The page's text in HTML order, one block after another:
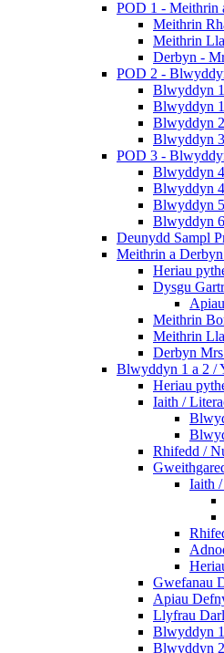
POD 1 - Meithrin
Meithrin
Meithrin
Derbyn -
POD 2 -
Blwyddyn
Blwyddyn
Blwyddyn
Blwyddyn
POD 3 -
Blwyddyn
Blwyddyn
Blwyddyn
Blwyddyn
Deunydd Sampl
Meithrin a
Heriau
Dysgu
Meithrin
Meithrin
Derbyn
Blwyddyn 1 a 2 /
Heriau
Iaith /
Rhifedd /
Iaith
Gwefanau
Apiau
Llyfrau
Blwyddyn
Blwyddyn